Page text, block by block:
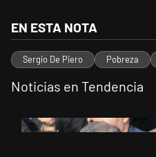
EN ESTA NOTA
Sergio De Piero Pobreza
Noticias en Tendencia
Un artículo de tendencia con el